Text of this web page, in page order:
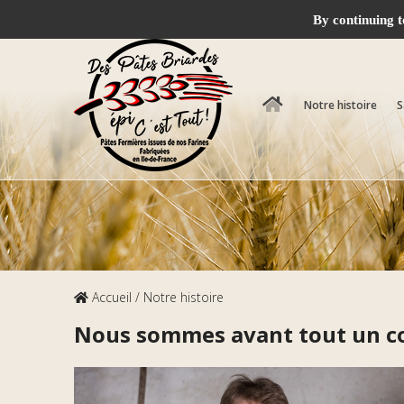
35 rue de la Léchelle, 77610
Notre histoire
Accueil / Notre histoire
Nous sommes avant tout un
By continuing